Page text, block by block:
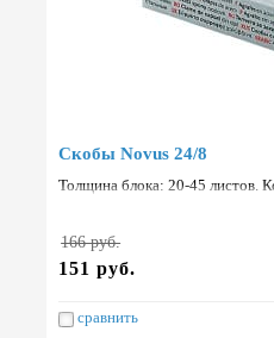
Скобы Novus 24/8
Толщина блока: 20-45 листов.
166 руб.
151 руб.
сравнить